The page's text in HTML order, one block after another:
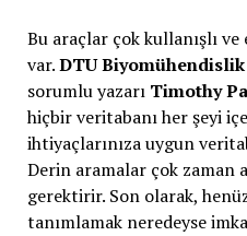
Bu araçlar çok kullanışlı
var.DTU
sorumlu yazarı Timothy
hiçbir veritabanı her şeyi
ihtiyaçlarınıza uygun
Derin aramalar çok zaman
gerektirir. Son olarak,
tanımlamak neredeyse